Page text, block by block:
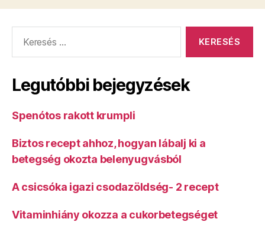
Legutóbbi bejegyzések
Spenótos rakott krumpli
Biztos recept ahhoz, hogyan lábalj ki a
betegség okozta belenyugvásból
A csicsóka igazi csodazöldség- 2 recept
Vitaminhiány okozza a cukorbetegséget